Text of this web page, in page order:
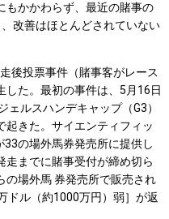
もかかわらず、最近の賭事の
改善はほとんどされていない
後投票事件（賭事客がレース
した。最初の事件は、5月16日
ルスハンデキャップ（G3）
起きた。サイエンティフィッ
の場外馬券発売所に提供し
走までに賭事受付が締め切ら
の場外馬 券発売所で販売され
ドル（約1000万円）弱］が返